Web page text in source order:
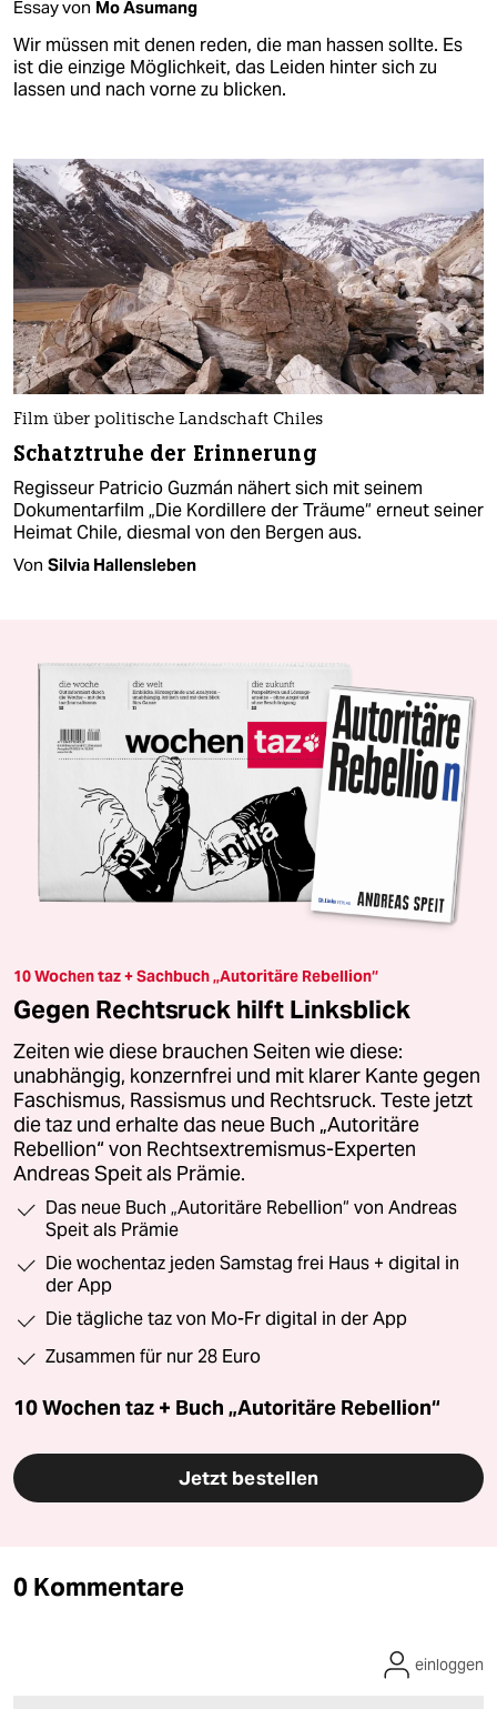
Essay von Mo Asumang
Wir müssen mit denen reden, die man hassen sollte. Es
ist die einzige Möglichkeit, das Leiden hinter sich zu
lassen und nach vorne zu blicken.
Film über politische Landschaft Chiles
Schatztruhe der Erinnerung
Regisseur Patricio Guzmán nähert sich mit seinem
Dokumentarfilm „Die Kordillere der Träume“ erneut seiner
Heimat Chile, diesmal von den Bergen aus.
Von Silvia Hallensleben
10 Wochen taz + Sachbuch „Autoritäre Rebellion“
Gegen Rechtsruck hilft Linksblick
Zeiten wie diese brauchen Seiten wie diese:
unabhängig, konzernfrei und mit klarer Kante gegen
Faschismus, Rassismus und Rechtsruck. Teste jetzt
die taz und erhalte das neue Buch „Autoritäre
Rebellion“ von Rechtsextremismus-Experten
Andreas Speit als Prämie.
Das neue Buch „Autoritäre Rebellion“ von Andreas
Speit als Prämie
Die wochentaz jeden Samstag frei Haus + digital in
der App
Die tägliche taz von Mo-Fr digital in der App
Zusammen für nur 28 Euro
10 Wochen taz + Buch „Autoritäre Rebellion“
Jetzt bestellen
0 Kommentare
einloggen